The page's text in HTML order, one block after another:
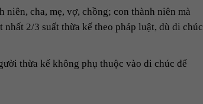
niên, cha, mẹ, vợ, chồng; con thành niên mà
2/3 suất thừa kế theo pháp luật, dù di chúc
thừa kế không phụ thuộc vào di chúc để